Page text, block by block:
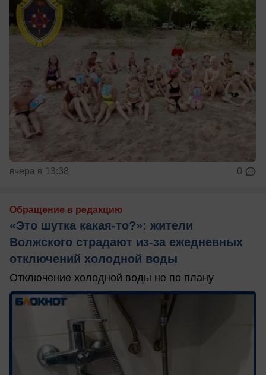
вчера в 13:38 0
Обращение в редакцию
«Это шутка какая-то?»: жители
Волжского страдают из‑за ежедневных
отключений холодной воды
Отключение холодной воды не по плану